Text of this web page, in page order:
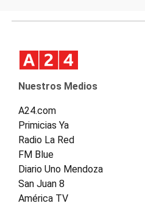
Nuestros Medios
A24.com
Primicias Ya
Radio La Red
FM Blue
Diario Uno Mendoza
San Juan 8
América TV